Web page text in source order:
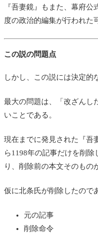
『吾妻鏡』もまた、幕府
度の政治的編集が行われた
この説の問題点
しかし、この説には決定的
最大の問題は、「改ざんし
いことである。
現在までに発見された『吾
ら1198年の記事だけを削
り、削除前の本文そのもの
仮に北条氏が削除したので
元の記事
削除命令